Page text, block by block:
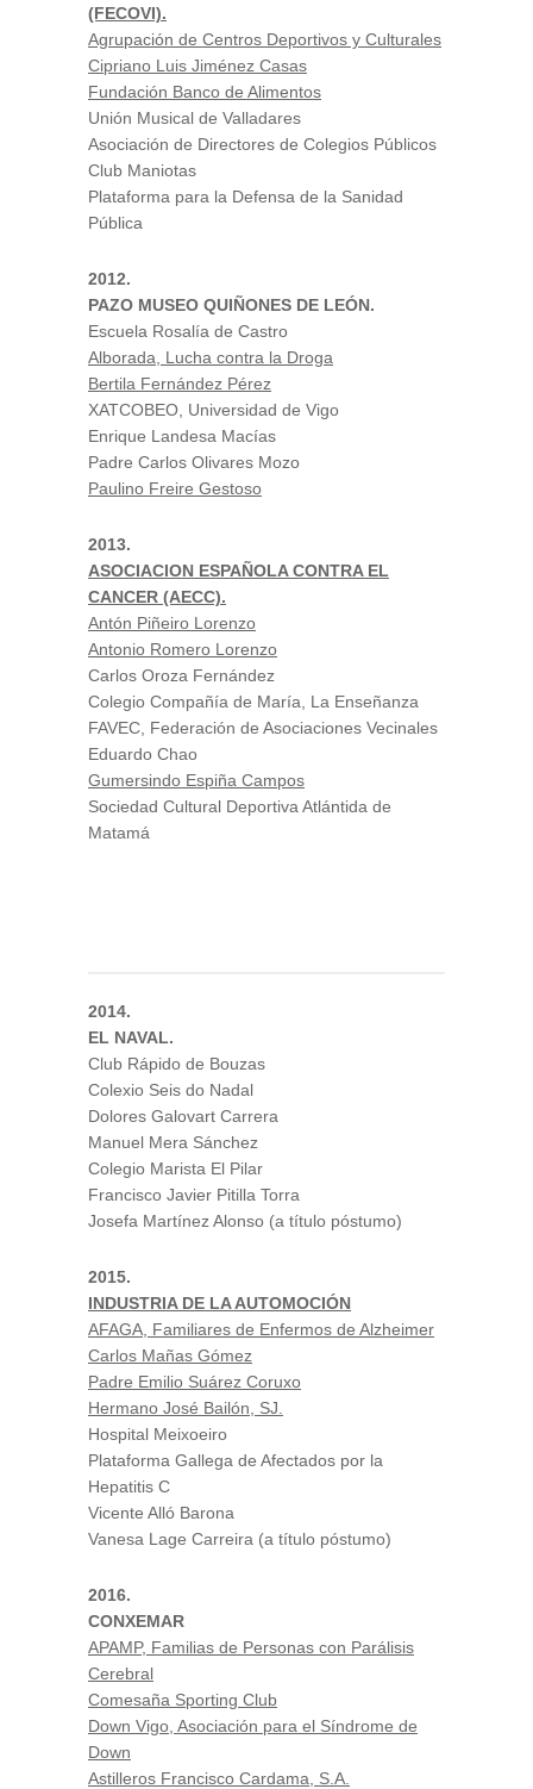
(FECOVI).
Agrupación de Centros Deportivos y Culturales
Cipriano Luis Jiménez Casas
Fundación Banco de Alimentos
Unión Musical de Valladares
Asociación de Directores de Colegios Públicos
Club Maniotas
Plataforma para la Defensa de la Sanidad
Pública
2012.
PAZO MUSEO QUIÑONES DE LEÓN.
Escuela Rosalía de Castro
Alborada, Lucha contra la Droga
Bertila Fernández Pérez
XATCOBEO, Universidad de Vigo
Enrique Landesa Macías
Padre Carlos Olivares Mozo
Paulino Freire Gestoso
2013.
ASOCIACION ESPAÑOLA CONTRA EL
CANCER (AECC).
Antón Piñeiro Lorenzo
Antonio Romero Lorenzo
Carlos Oroza Fernández
Colegio Compañía de María, La Enseñanza
FAVEC, Federación de Asociaciones Vecinales
Eduardo Chao
Gumersindo Espiña Campos
Sociedad Cultural Deportiva Atlántida de
Matamá
2014.
EL NAVAL.
Club Rápido de Bouzas
Colexio Seis do Nadal
Dolores Galovart Carrera
Manuel Mera Sánchez
Colegio Marista El Pilar
Francisco Javier Pitilla Torra
Josefa Martínez Alonso (a título póstumo)
2015.
INDUSTRIA DE LA AUTOMOCIÓN
AFAGA, Familiares de Enfermos de Alzheimer
Carlos Mañas Gómez
Padre Emilio Suárez Coruxo
Hermano José Bailón, SJ.
Hospital Meixoeiro
Plataforma Gallega de Afectados por la
Hepatitis C
Vicente Alló Barona
Vanesa Lage Carreira (a título póstumo)
2016.
CONXEMAR
APAMP, Familias de Personas con Parálisis
Cerebral
Comesaña Sporting Club
Down Vigo, Asociación para el Síndrome de
Down
Astilleros Francisco Cardama, S.A.